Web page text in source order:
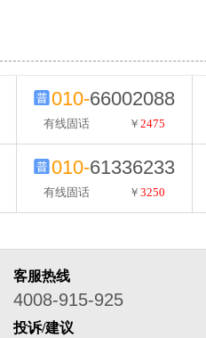
010-66002088
有线固话 ￥2475
010-61336233
有线固话 ￥3250
客服热线
4008-915-925
投诉/建议